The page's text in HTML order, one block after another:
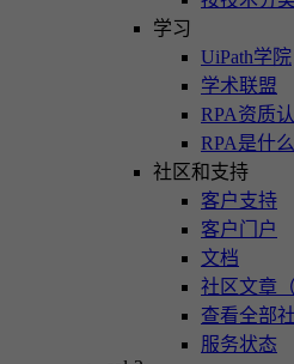
学习
UiPath学院
学术联盟
RPA资质
RPA是什么
社区和支持
客户支持
客户门户
文档
社区文章
查看全部
服务状态